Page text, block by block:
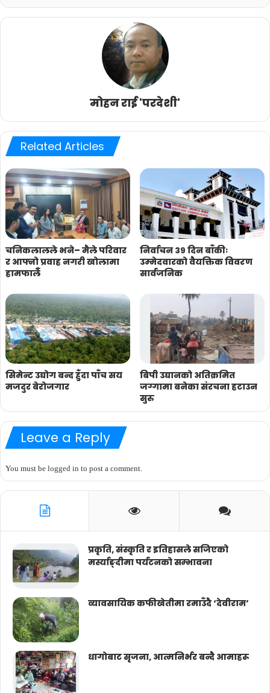
मोहन राई 'परदेशी'
Related Articles
चनिकलालले भने– मैले परिवार
र आफ्नो प्रवाह नगरी खोलामा
हामफालेँ
निर्वाचन ३९ दिन बाँकीः
उम्मेदवारको वैयक्तिक विवरण
सार्वजनिक
सिमेन्ट उद्योग बन्द हुँदा पाँच सय
मजदुर बेरोजगार
बिपी उद्यानको अतिक्रमित
जग्गामा बनेका संरचना हटाउन
सुरु
Leave a Reply
You must be logged in to post a comment.
प्रकृति, संस्कृति र इतिहासले सजिएको
मर्स्याङ्दीमा पर्यटनको सम्भावना
व्यावसायिक कफीखेतीमा रमाउँदै ‘देवीराम’
धागोबाट सृजना, आत्मनिर्भर बन्दै आमाहरू